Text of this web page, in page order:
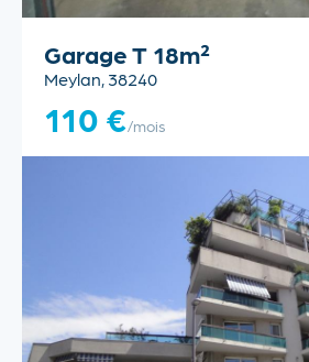
Garage T 18m²
Meylan, 38240
110 €/mois